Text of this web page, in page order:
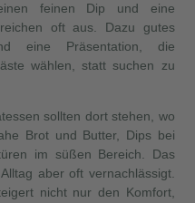
feinen Dip und eine
oft aus. Dazu gutes
eine Präsentation, die
wählen, statt suchen zu
sollten dort stehen, wo
Brot und Butter, Dips bei
im süßen Bereich. Das
aber oft vernachlässigt.
nicht nur den Komfort,